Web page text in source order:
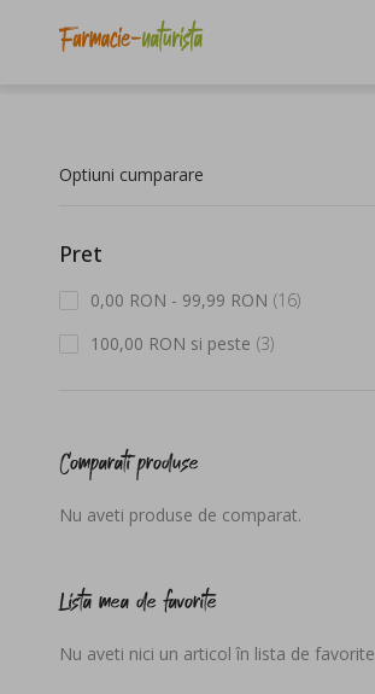
Optiuni cumparare
Pret
0,00 RON - 99,99 RON 16articol
100,00 RON si peste 3articol
Comparati produse
Nu aveti produse de comparat.
Lista mea de favorite
Nu aveti nici un articol în lista de favorite